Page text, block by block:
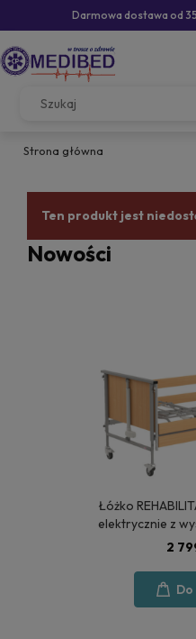
Darmowa dostawa od
Strona główna
Ten produkt jest
Nowości
Łóżko
elektrycznie z
2 - POLSKA2